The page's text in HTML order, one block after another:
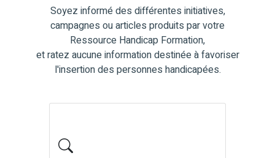
Soyez informé des différentes initiatives,
campagnes ou articles produits par votre
Ressource Handicap Formation,
et ratez aucune information destinée à favoriser
l'insertion des personnes handicapées.